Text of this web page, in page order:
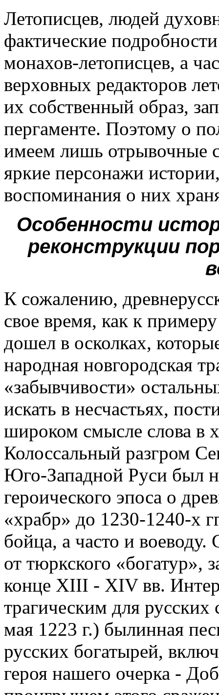
Летописцев, людей
фактические
монахов-летописцев, а
верховных редакторов
их собственный образ,
пергаменте. Поэтому о
имеем лишь отрывочные
яркие персонажи
воспоминания о них
Особенности
реконструкции
К сожалению,
свое время, как к
дошел в осколках,
народная новгородская
«забывчивости»
искать в несчастьях,
широком смысле слова в
Колоссальный разгром
Юго-Западной Руси был
героического эпоса о
«храбр» до 1230-1240-х
бойца, а часто и
от тюркского «богатур»,
конце XIII - XIV вв.
трагическим для
мая 1223 г.) былинная
русских богатырей,
героя нашего очерка -